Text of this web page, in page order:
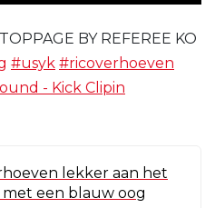
BY REFEREE KO
#usyk #ricoverhoeven
- Kick Clipin
lekker aan het
een blauw oog